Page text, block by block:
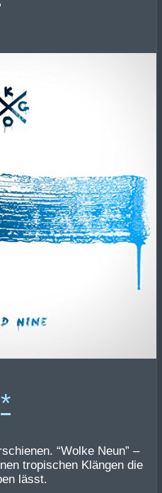
“Wolke Neun” –
tropischen Klängen die
lässt.